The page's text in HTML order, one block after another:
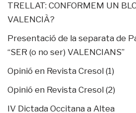
TRELLAT: CONFORMEM UN
VALENCIÀ?
Presentació de la separata de
“SER (o no ser) VALENCIANS”
Opinió en Revista Cresol (1)
Opinió en Revista Cresol (2)
IV Dictada Occitana a Altea